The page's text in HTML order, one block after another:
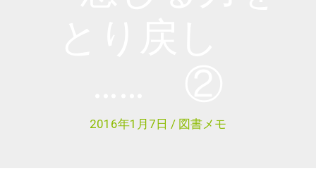
2016年1月7日 / 図書メモ